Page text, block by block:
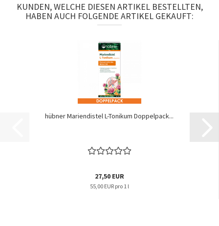
KUNDEN, WELCHE DIESEN ARTIKEL BESTELLTEN,
HABEN AUCH FOLGENDE ARTIKEL GEKAUFT:
hübner Mariendistel L-Tonikum Doppelpack...
27,50 EUR
55,00 EUR pro 1 l